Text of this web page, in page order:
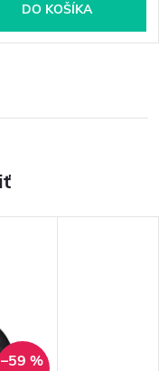
DO KOŠÍKA
–59 %